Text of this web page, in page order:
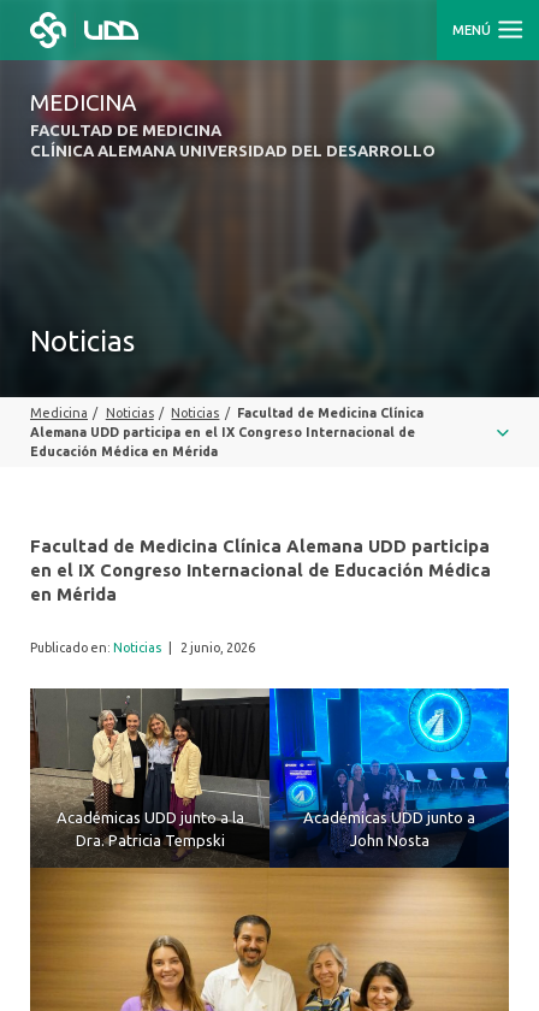
MENÚ
MEDICINA
FACULTAD DE MEDICINA
CLÍNICA ALEMANA UNIVERSIDAD DEL DESARROLLO
Noticias
Medicina / Noticias / Noticias /
Facultad de Medicina Clínica
Alemana UDD participa en el IX Congreso Internacional de
Educación Médica en Mérida
Facultad de Medicina Clínica Alemana UDD participa
en el IX Congreso Internacional de Educación Médica
en Mérida
Publicado en: Noticias 2 junio, 2026
Académicas UDD junto a la
Dra. Patricia Tempski
Académicas UDD junto a
John Nosta